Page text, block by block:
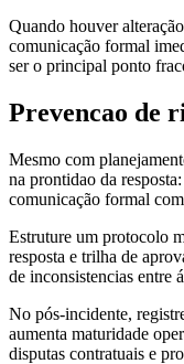
Quando houver
comunicação formal
ser o principal ponto
Prevencao de
Mesmo com
na prontidao da
comunicação formal
Estruture um protocolo
resposta e trilha de
de inconsistencias entre
No pós-incidente,
aumenta maturidade
disputas contratuais e